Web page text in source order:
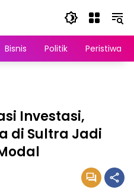
Bisnis Politik Peristiwa
Investasi,
di Sultra Jadi